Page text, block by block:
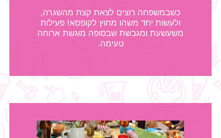
כשבמשפחה רוצים לצאת קצת מהשגרה,
ולעשות יחד משהו מחוץ לקופסא! פעילות
משעשעת ומגבשת שבסופה מוגשת ארוחה
טעימה.